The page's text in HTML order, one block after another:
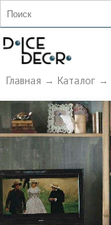
Главная → Каталог→